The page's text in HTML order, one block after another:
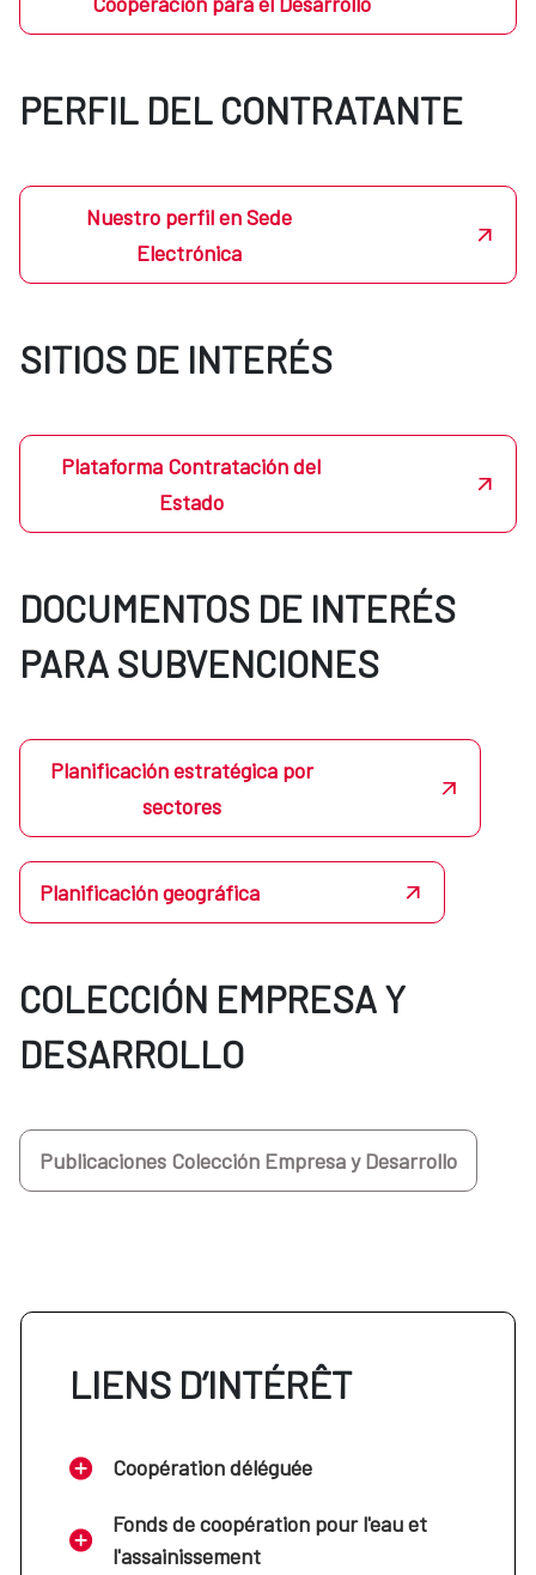
PERFIL DEL CONTRATANTE
Nuestro perfil en Sede
Electrónica
SITIOS DE INTERÉS
Plataforma Contratación del
Estado
DOCUMENTOS DE INTERÉS
PARA SUBVENCIONES
Planificación estratégica por
sectores
Planificación geográfica
COLECCIÓN EMPRESA Y
DESARROLLO
Publicaciones Colección Empresa y Desarrollo
LIENS D’INTÉRÊT
Coopération déléguée
Fonds de coopération pour l'eau et
l'assainissement